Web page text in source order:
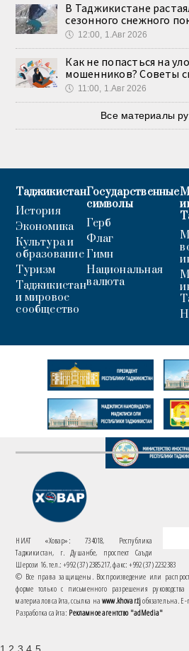
В Таджикистане
сезонного снежного
🕔 12:00, 1.Авг 2026
Как не попасться на
мошенников? Советы
🕔 11:00, 1.Авг 2026
Все материалы
Таджикистан
История
Экономика
Культура и
образование
Туризм
Таджикистан
и мировое
сообщество
Государственные
символы
Герб
Флаг
Гимн
Национальная
валюта
НИАТ «Ховар»: 734018, Республика
Таджикистан, г. Душанбе, проспект Саъди
Шерози 16. тел.: +992 (37) 2385217, факс: +992 (37) 2232383
© Все права защищены. Воспроизведение или
форме только с письменного разрешения руководства
материалов сайта, ссылка наwww.khovar.tjобязательна.
Разработка сайта: Рекламное агентство "adMedia"